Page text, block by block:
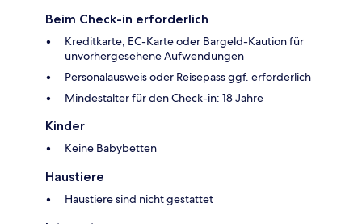
Beim Check-in erforderlich
Kreditkarte, EC-Karte oder Bargeld-Kaution für
unvorhergesehene Aufwendungen
Personalausweis oder Reisepass ggf. erforderlich
Mindestalter für den Check-in: 18 Jahre
Kinder
Keine Babybetten
Haustiere
Haustiere sind nicht gestattet